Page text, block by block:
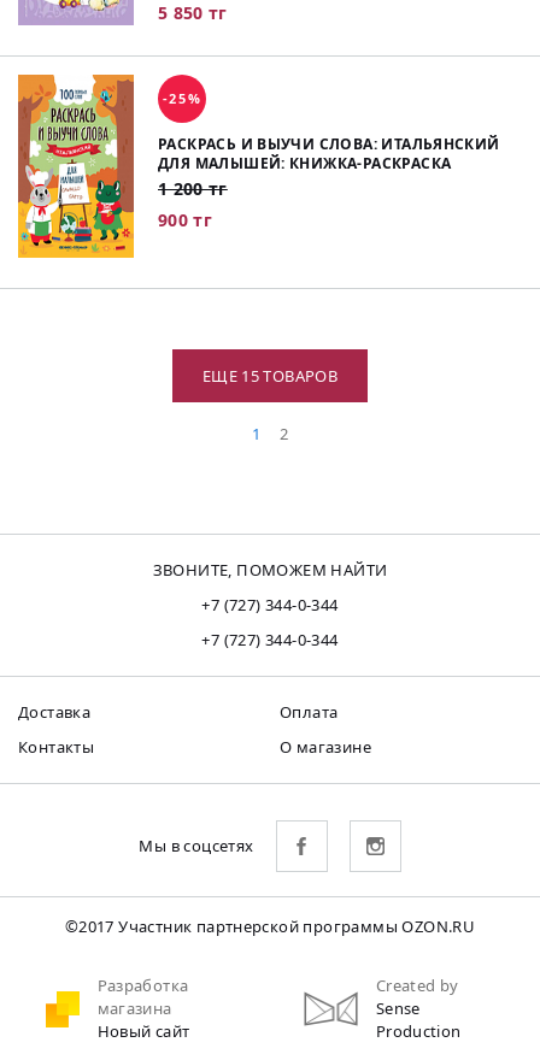
5 850 тг
-25%
РАСКРАСЬ И ВЫУЧИ СЛОВА: ИТАЛЬЯНСКИЙ
ДЛЯ МАЛЫШЕЙ: КНИЖКА-РАСКРАСКА
1 200 тг
900 тг
ЕЩЕ 15 ТОВАРОВ
1 2
ЗВОНИТЕ, ПОМОЖЕМ НАЙТИ
+7 (727) 344-0-344
+7 (727) 344-0-344
Доставка
Оплата
Контакты
О магазине
Мы в соцсетях
©2017 Участник партнерской программы OZON.RU
Разработка
магазина
Новый сайт
Created by
Sense
Production